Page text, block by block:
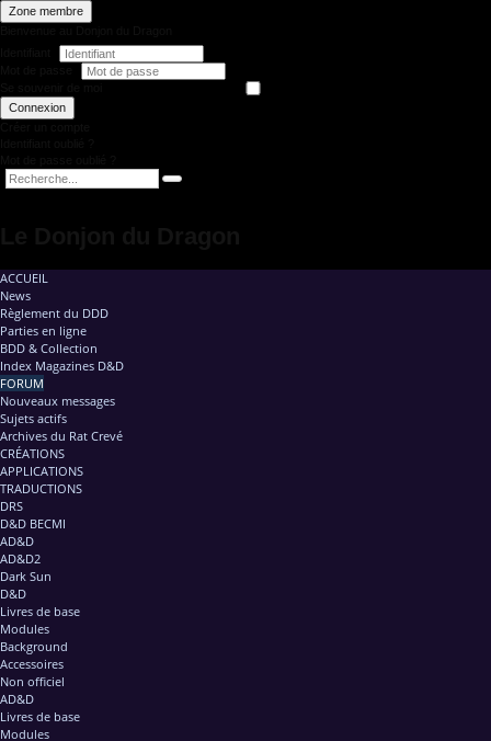
Zone membre
Connexion
ACCUEIL
News
Règlement du DDD
Parties en ligne
BDD & Collection
Index Magazines D&D
FORUM
Nouveaux messages
Sujets actifs
Archives du Rat Crevé
CRÉATIONS
APPLICATIONS
TRADUCTIONS
DRS
D&D BECMI
AD&D
AD&D2
Dark Sun
D&D
Livres de base
Modules
Background
Accessoires
Non officiel
AD&D
Livres de base
Modules